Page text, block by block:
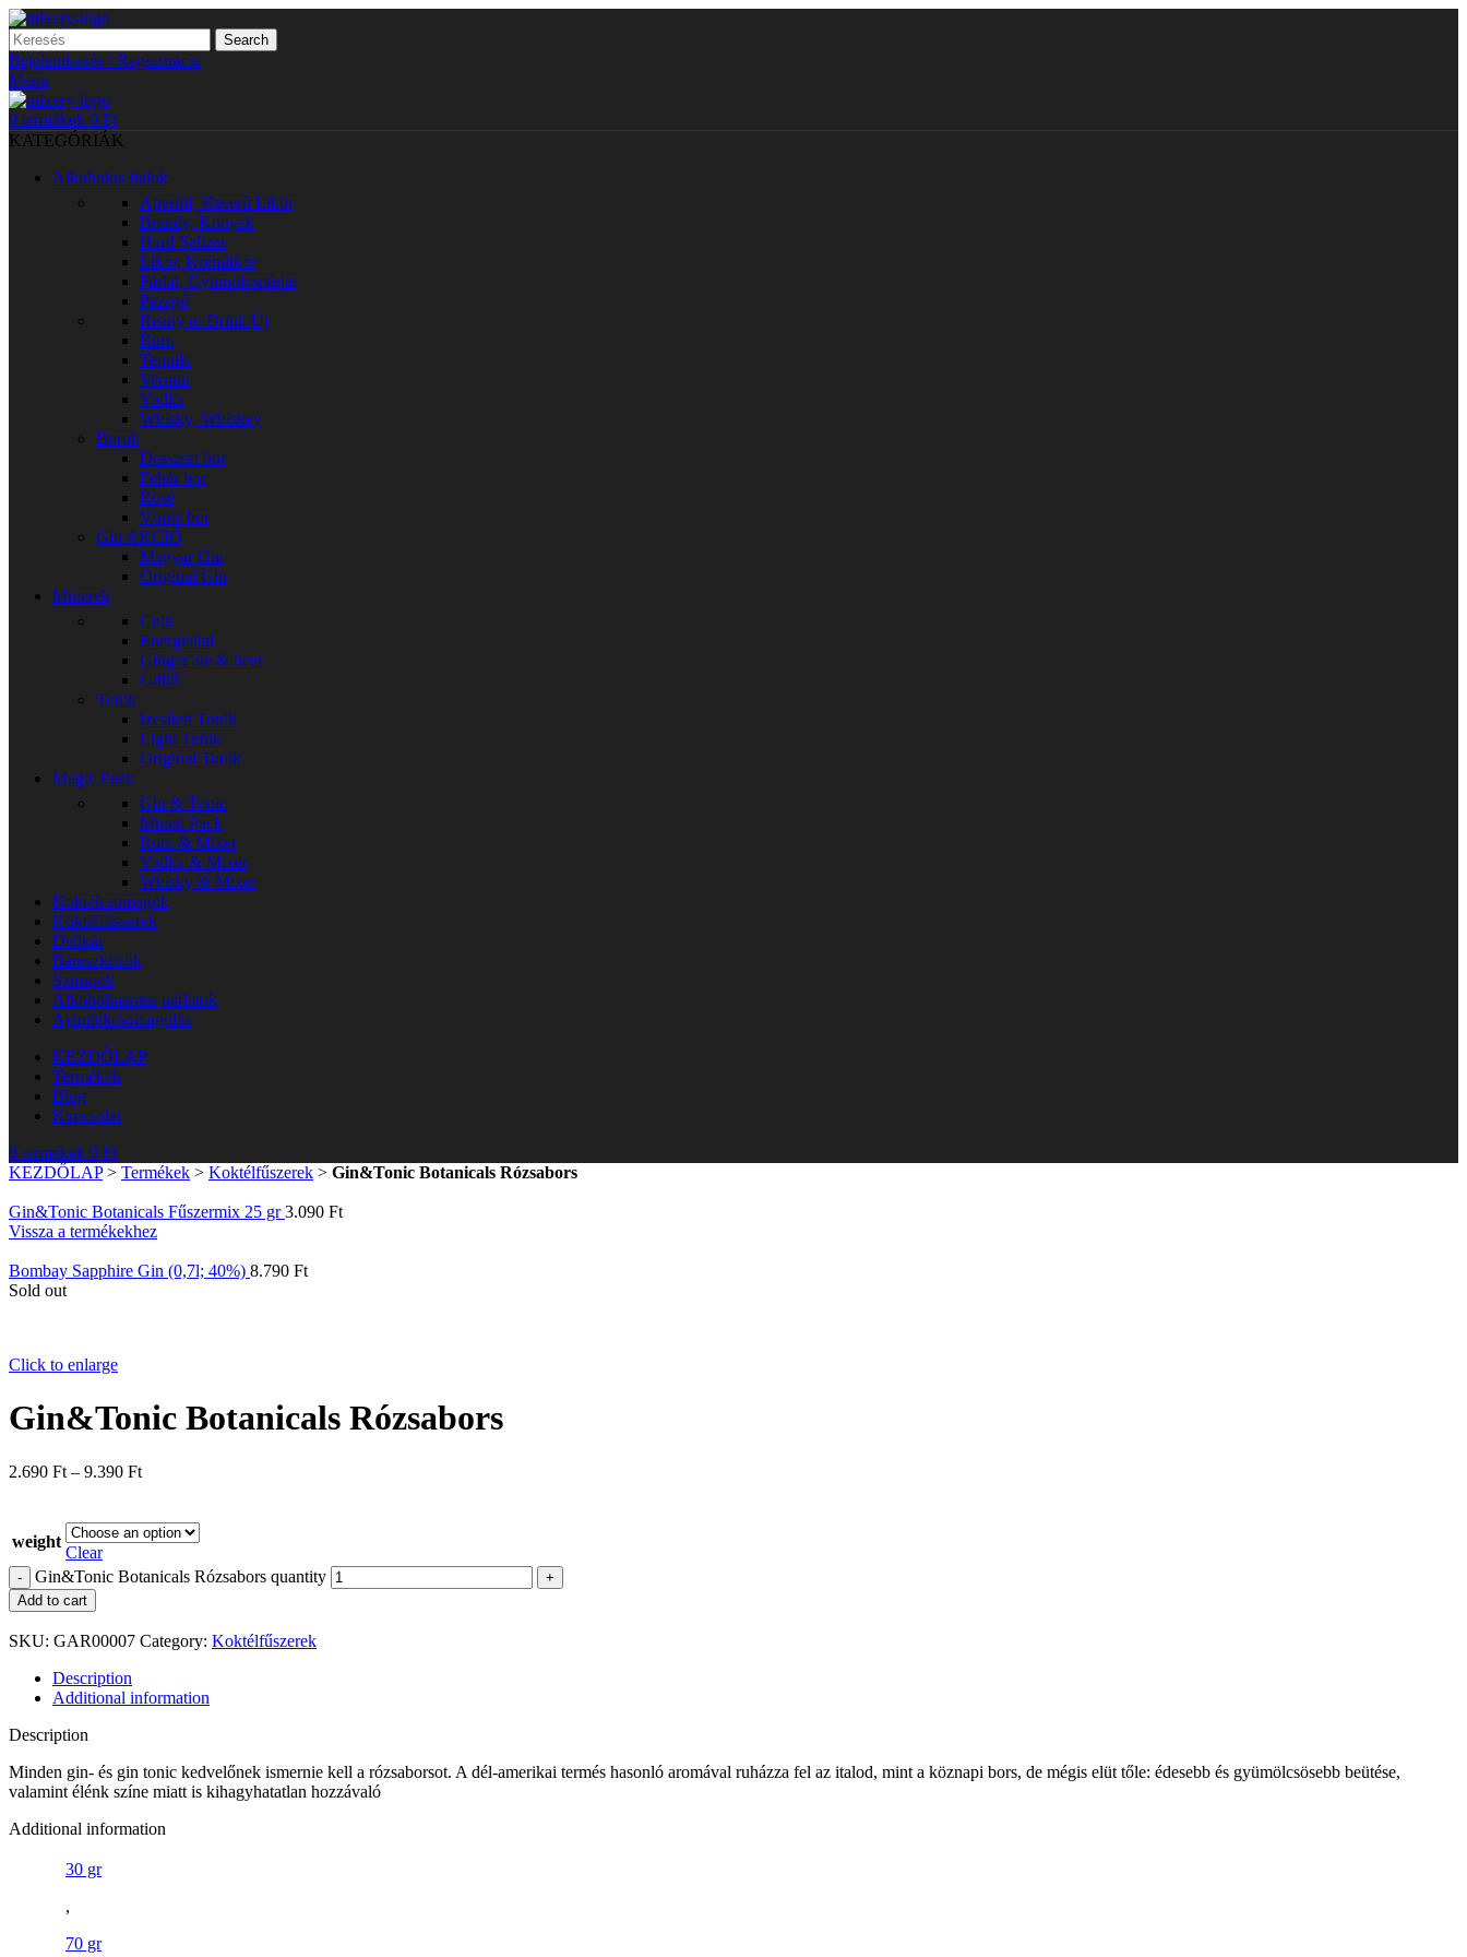
Search
Bejelentkezés / Regisztráció
Menu
0 termékek 0 Ft
KATEGÓRIÁK
Alkoholos Italok
Aperitif, Keserű Likőr
Brandy, Konyak
Hard Seltzer
Likőr, Krémlikőr
Párlat, Gyümölcspárlat
Pezsgő
Ready to Drink Új
Rum
Tequila
Vermut
Vodka
Whisky, Whiskey
Borok
Desszert bor
Fehér bor
Rosé
Vörös bor
Gin AKCIÓ
Magyar Gin
Original Gin
Mixerek
Cola
Energiaital
Ginger ale & beer
Üdítő
Tonik
Ízesített Tonik
Light Tonik
Original Tonik
Magic Pack
Gin & Tonic
Mixed Pack
Rum & Mixer
Vodka & Mixer
Whisky & Mixer
Koktélcsomagok
Koktélfűszerek
Delikát
Báreszközök
Szirupok
Alkoholmentes párlatok
Ajándékcsomagolás
KEZDŐLAP
Termékek
Blog
Kapcsolat
0 termékek 0 Ft
KEZDŐLAP> Termékek > Koktélfűszerek > Gin&Tonic Botanicals Rózsabors
Gin&Tonic Botanicals Fűszermix 25 gr3.090 Ft
Vissza a termékekhez
Bombay Sapphire Gin (0,7l; 40%) 8.790 Ft
Sold out
Click to enlarge
Gin&Tonic Botanicals Rózsabors
2.690 Ft – 9.390 Ft
weight
Clear
Gin&Tonic Botanicals Rózsabors quantity
Add to cart
SKU: GAR00007 Category: Koktélfűszerek
Description
Additional information
Description
Minden gin- és gin tonic kedvelőnek ismernie kell a rózsaborsot. A dél-amerikai termés hasonló aromával ruházza fel az italod, mint a köznapi bors, de mégis elüt tőle: édesebb és gyümölcsösebb beütése,
valamint élénk színe miatt is kihagyhatatlan hozzávaló
Additional information
30 gr
,
70 gr